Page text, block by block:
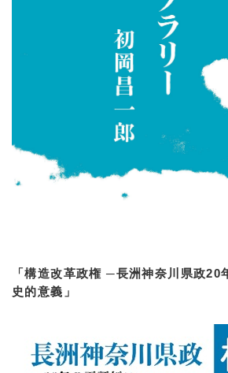
「構造改革政権 ─長洲神奈川県政20
史的意義」